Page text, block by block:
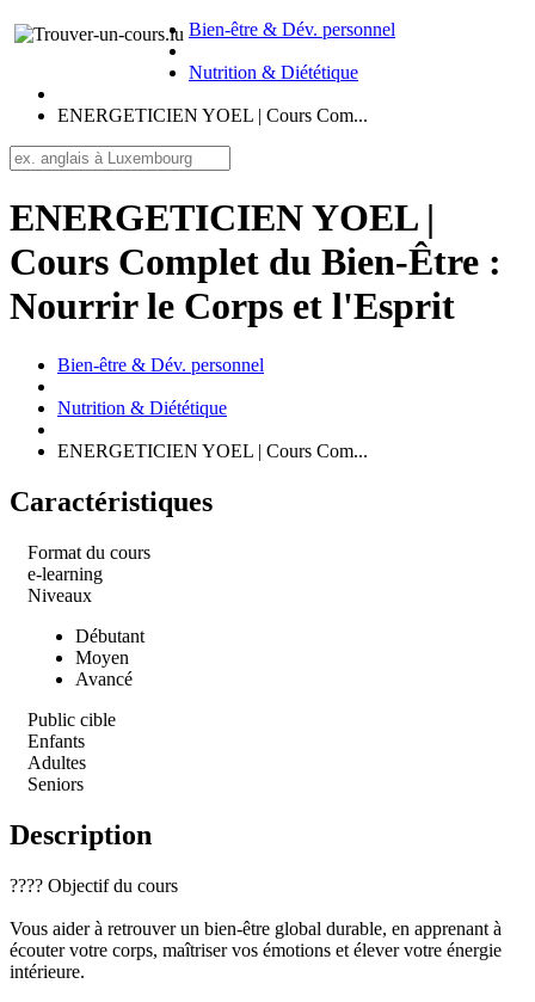
Bien-être & Dév. personnel
Nutrition & Diététique
ENERGETICIEN YOEL | Cours Com...
ENERGETICIEN YOEL |
Cours Complet du Bien-Être :
Nourrir le Corps et l'Esprit
Bien-être & Dév. personnel
Nutrition & Diététique
ENERGETICIEN YOEL | Cours Com...
Caractéristiques
Format du cours
e-learning
Niveaux
Débutant
Moyen
Avancé
Public cible
Enfants
Adultes
Seniors
Description
???? Objectif du cours
Vous aider à retrouver un bien-être global durable, en apprenant à
écouter votre corps, maîtriser vos émotions et élever votre énergie
intérieure.